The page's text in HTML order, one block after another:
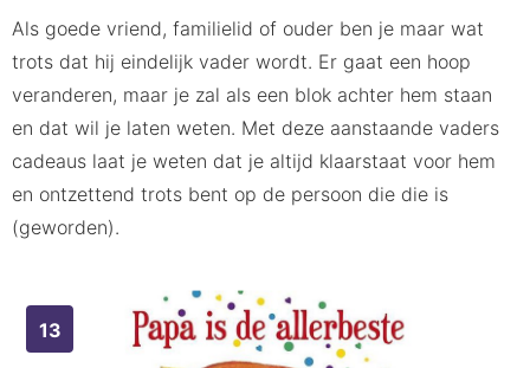
Als goede vriend, familielid of ouder ben je maar wat
trots dat hij eindelijk vader wordt. Er gaat een hoop
veranderen, maar je zal als een blok achter hem staan
en dat wil je laten weten. Met deze aanstaande vaders
cadeaus laat je weten dat je altijd klaarstaat voor hem
en ontzettend trots bent op de persoon die die is
(geworden).